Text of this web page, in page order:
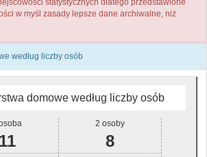
statystycznych dlatego przedstawione
w myśl zasady lepsze dane archiwalne, niż
według liczby osób
domowe według liczby osób
11
2 osoby
8